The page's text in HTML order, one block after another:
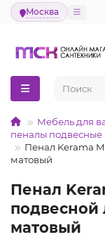
Москва
Мебель для
пеналы подвесные
Пенал Kerama
матовый
Пенал
подвесной
матовый